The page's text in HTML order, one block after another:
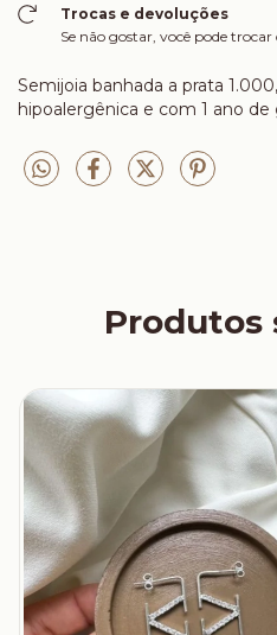
Trocas e devoluções
Se não gostar, você pode trocar
Semijoia banhada a prata
hipoalergênica e com 1 ano de
Produtos